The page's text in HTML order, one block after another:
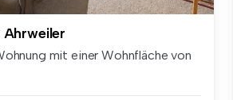
Ahrweiler
mit einer Wohnfläche von